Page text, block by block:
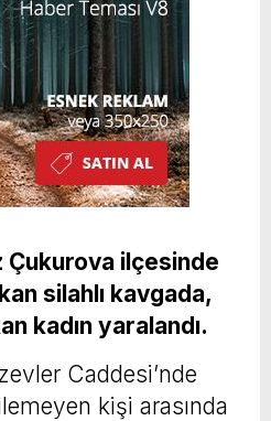
Çukurova ilçesinde
silahlı kavgada,
kadın yaralandı.
Caddesi’nde
kişi arasında